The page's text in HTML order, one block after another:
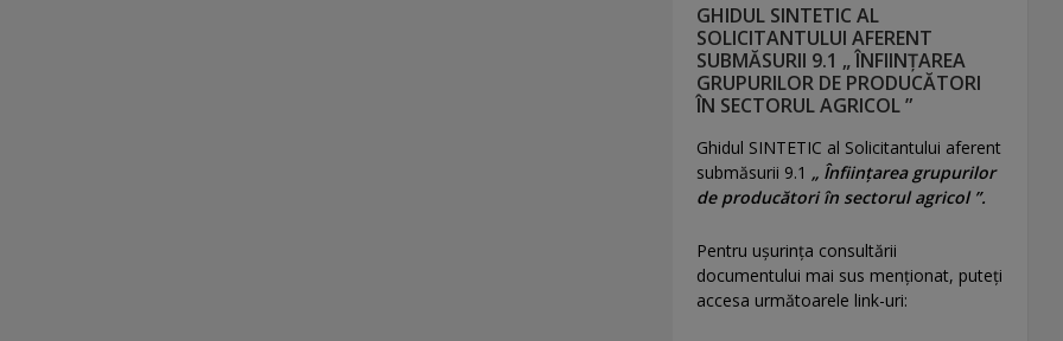
GHIDUL SINTETIC AL
SOLICITANTULUI AFERENT
SUBMĂSURII 9.1 „ ÎNFIINȚAREA
GRUPURILOR DE PRODUCĂTORI
ÎN SECTORUL AGRICOL ”
Ghidul SINTETIC al Solicitantului aferent
submăsurii 9.1 „ Înființarea grupurilor
de producători în sectorul agricol ”.
Pentru uşurinţa consultării
documentului mai sus menţionat, puteţi
accesa următoarele link-uri: